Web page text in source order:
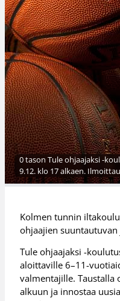
0 tason Tule ohjaajaksi -
9.12. klo 17 alkaen.
Kolmen tunnin
ohjaajien
Tule ohjaajaksi -
aloittaville 6–11-
valmentajille. Taustalla
alkuun ja innostaa